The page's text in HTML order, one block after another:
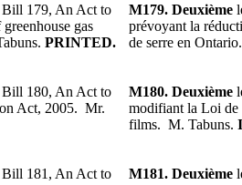
179, An Act to
gas
PRINTED.
M179. Deuxième
prévoyant la
de serre en
180, An Act to
Act, 2005. Mr.
M180. Deuxième
modifiant la Loi de
films. M. Tabuns.
181, An Act to
M181. Deuxième